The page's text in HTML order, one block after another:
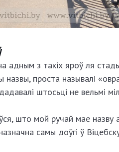
адным з такіх яроў ля
проста называлі
штосьці не вельмі
што мой ручай мае
самы доўгі ў